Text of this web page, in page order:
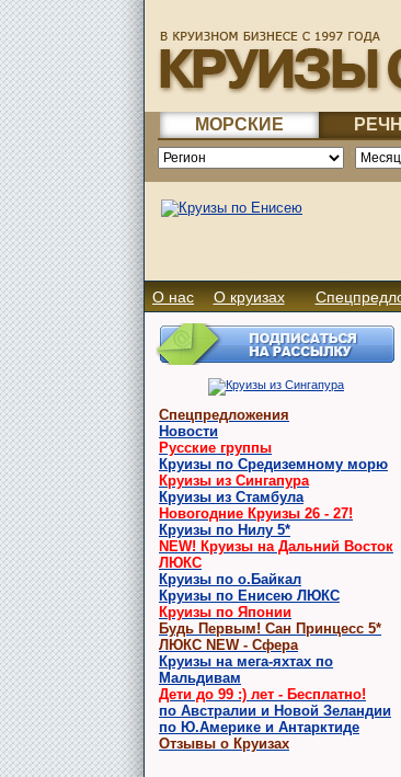
МОРСКИЕ
О нас О круизах
Спецпредложения
Новости
Русские группы
Круизы по Средиземному морю
Круизы из Сингапура
Круизы из Стамбула
Новогодние Круизы 26 - 27!
Круизы по Нилу 5*
NEW! Круизы на Дальний Восток
ЛЮКС
Круизы по о.Байкал
Круизы по Енисею ЛЮКС
Круизы по Японии
Будь Первым! Сан Принцесс 5*
ЛЮКС NEW - Сфера
Круизы на мега-яхтах по
Мальдивам
Дети до 99 :) лет - Бесплатно!
по Австралии и Новой Зеландии
по Ю.Америке и Антарктиде
Отзывы о Круизах